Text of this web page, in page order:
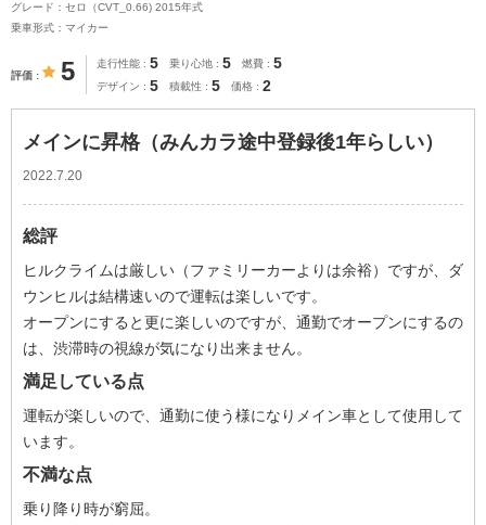
グレード：セロ（CVT_0.66) 2015年式
乗車形式：マイカー
評価 5 走行性能 5 乗り心地 5 燃費 5
デザイン 5 積載性 5 価格 2
メインに昇格（みんカラ途中登録後1年らしい）
2022.7.20
総評
ヒルクライムは厳しい（ファミリーカーよりは余裕）ですが、ダ
ウンヒルは結構速いので運転は楽しいです。
オープンにすると更に楽しいのですが、通勤でオープンにするの
は、渋滞時の視線が気になり出来ません。
満足している点
運転が楽しいので、通勤に使う様になりメイン車として使用して
います。
不満な点
乗り降り時が窮屈。